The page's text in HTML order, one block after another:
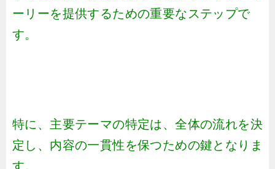
ーリーを提供するための重要なステップで
す。
特に、主要テーマの特定は、全体の流れを決
定し、内容の一貫性を保つための鍵となりま
す。